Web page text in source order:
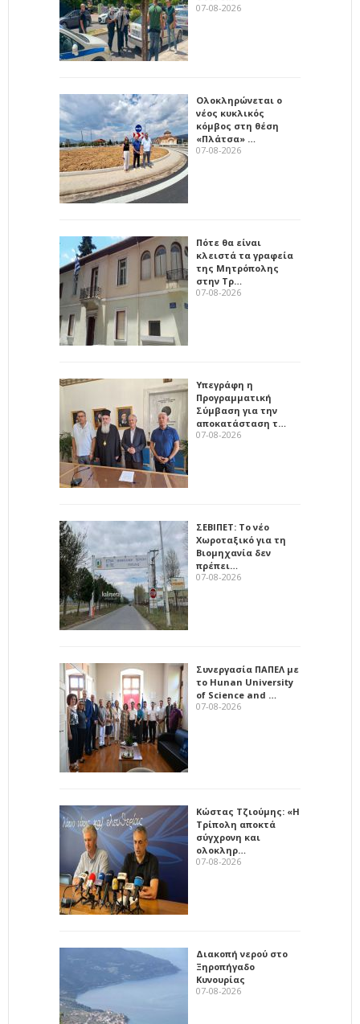
07-08-2026
Ολοκληρώνεται ο
νέος κυκλικός
κόμβος στη θέση
«Πλάτσα» …
07-08-2026
Πότε θα είναι
κλειστά τα γραφεία
της Μητρόπολης
στην Τρ…
07-08-2026
Υπεγράφη η
Προγραμματική
Σύμβαση για την
αποκατάσταση τ…
07-08-2026
ΣΕΒΙΠΕΤ: Το νέο
Χωροταξικό για τη
Βιομηχανία δεν
πρέπει…
07-08-2026
Συνεργασία ΠΑΠΕΛ με
το Hunan University
of Science and …
07-08-2026
Κώστας Τζιούμης: «Η
Τρίπολη αποκτά
σύγχρονη και
ολοκληρ…
07-08-2026
Διακοπή νερού στο
Ξηροπήγαδο
Κυνουρίας
07-08-2026